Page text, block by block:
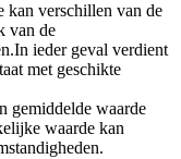
kan verschillen van de
van de
ieder geval verdient
met geschikte
gemiddelde waarde
waarde kan